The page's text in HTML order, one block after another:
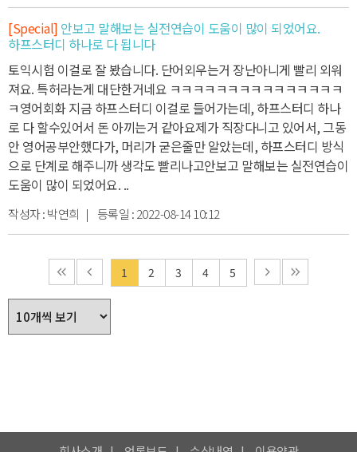
[Special] 안보고 말해보는 실전연습이 도움이 많이 되었어요.
하프스터디 하나로 다 됩니다
토익시험 이걸로 잘 봤습니다. 단어외우는거 장난아니게 빨리 외워
져요. 특허라는게 대단한거네요 ㅋㅋㅋㅋㅋㅋㅋㅋㅋㅋㅋㅋㅋㅋㅋ
ㅋ영어회화 지금 하프스터디 이걸로 들어가는데, 하프스터디 하나
로 다 할수있어서 돈 아끼는거 같아요제가 직장다니고 있어서, 그동
안 영어공부안했다가, 머리가 굳은줄만 알았는데, 하프스터디 방식
으로 단계로 해주니까 생각도 빨리나고안보고 말해보는 실전연습이
도움이 많이 되었어요. ..
작성자 :박연희 | 등록일 :2022-08-14 10:12
1 2 3 4 5